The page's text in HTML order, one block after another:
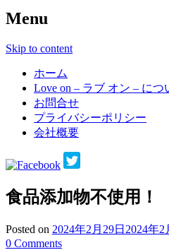
Menu
Skip to content
ホーム
Love on – ラブ オン – につ
お問合せ
プライバシーポリシー
会社概要
食品添加物不使用
Posted on 2024年2月29日 2024年2
0 Comments